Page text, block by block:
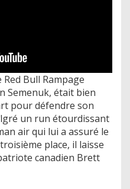
Bull Rampage
Semenuk, était bien
pour défendre son
un run étourdissant
air qui lui a assuré le
place, il laisse
canadien Brett